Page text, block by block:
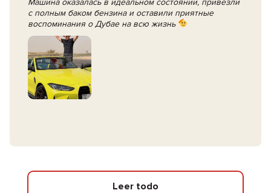
с полным баком бензина и оставили приятные
воспоминания о Дубае на всю жизнь
Leer todo